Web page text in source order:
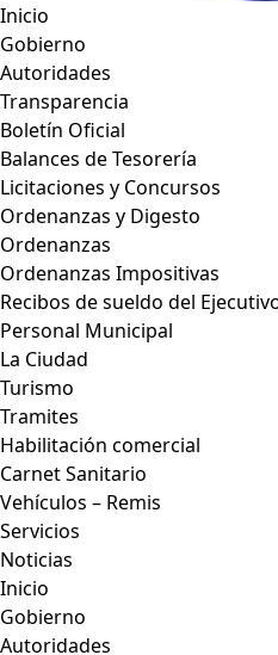
Inicio
Gobierno
Autoridades
Transparencia
Boletín Oficial
Balances de Tesorería
Licitaciones y Concursos
Ordenanzas y Digesto
Ordenanzas
Ordenanzas Impositivas
Recibos de sueldo del
Personal Municipal
La Ciudad
Turismo
Tramites
Habilitación comercial
Carnet Sanitario
Vehículos – Remis
Servicios
Noticias
Inicio
Gobierno
Autoridades